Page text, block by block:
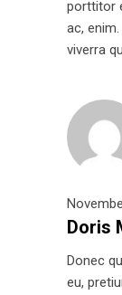
porttitor
ac,
viverra
Doris
Donec
eu,